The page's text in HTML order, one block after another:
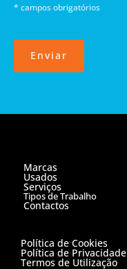
* campos obrigatórios
Enviar
Marcas
Usados
Serviços
Tipos de Trabalho
Contactos
Política de Cookies
Política de Privacidade
Termos de Utilização